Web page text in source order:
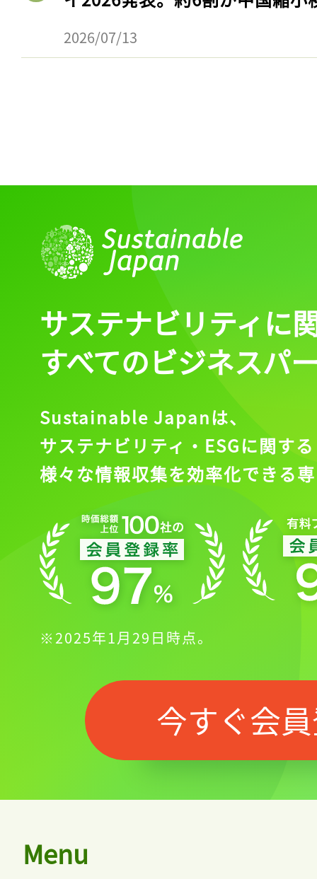
2026/07/13
記事をお気に入りに
サステナビリティに
すべてのビジネスパ
Sustainable Japanは、
サステナビリティ・ESGに関する
様々な情報収集を効率化できる
※2025年1月29日時点。
今すぐ会
Menu